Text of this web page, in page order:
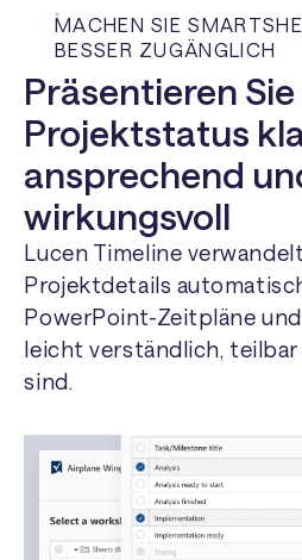
MACHEN SIE
BESSER ZUGÄNGLICH
Präsentieren
Projektstatus
ansprechend
wirkungsvoll
Lucen Timeline
Projektdetails
PowerPoint-Zeitpläne
leicht verständlich,
sind.